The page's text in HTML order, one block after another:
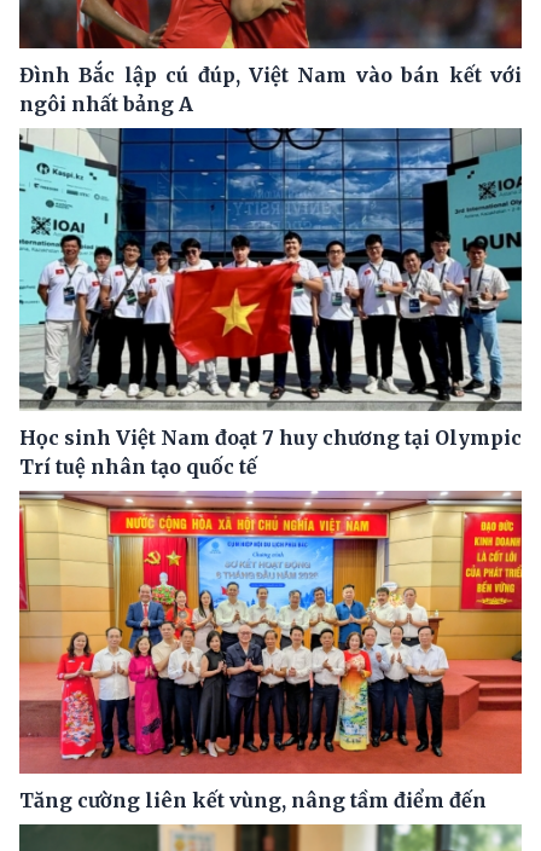
Đình Bắc lập cú đúp, Việt Nam vào bán kết với
ngôi nhất bảng A
Học sinh Việt Nam đoạt 7 huy chương tại Olympic
Trí tuệ nhân tạo quốc tế
Tăng cường liên kết vùng, nâng tầm điểm đến